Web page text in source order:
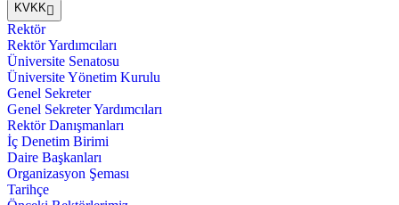
KVKK
Rektör
Rektör Yardımcıları
Üniversite Senatosu
Üniversite Yönetim Kurulu
Genel Sekreter
Genel Sekreter Yardımcıları
Rektör Danışmanları
İç Denetim Birimi
Daire Başkanları
Organizasyon Şeması
Tarihçe